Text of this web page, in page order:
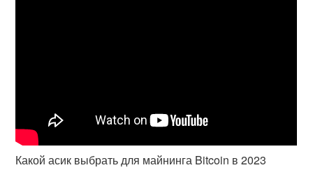
Какой асик выбрать для майнинга Bitcoin в 2023